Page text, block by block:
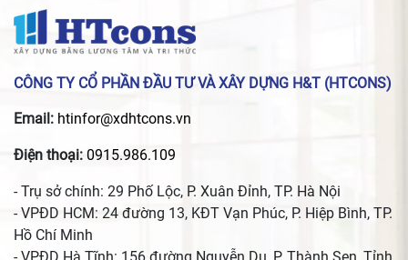
CÔNG TY CỔ PHẦN ĐẦU TƯ VÀ XÂY DỰNG H&T (HTCONS)
Email: htinfor@xdhtcons.vn
Điện thoại: 0915.986.109
- Trụ sở chính: 29 Phố Lộc, P. Xuân Đỉnh, TP. Hà Nội
- VPĐD HCM: 24 đường 13, KĐT Vạn Phúc, P. Hiệp Bình, TP.
Hồ Chí Minh